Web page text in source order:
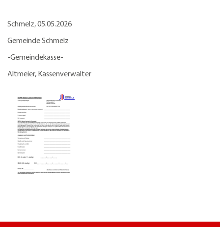
Schmelz,05.05.2026
Gemeinde Schmelz
-Gemeindekasse-
Altmeier, Kassenverwalter